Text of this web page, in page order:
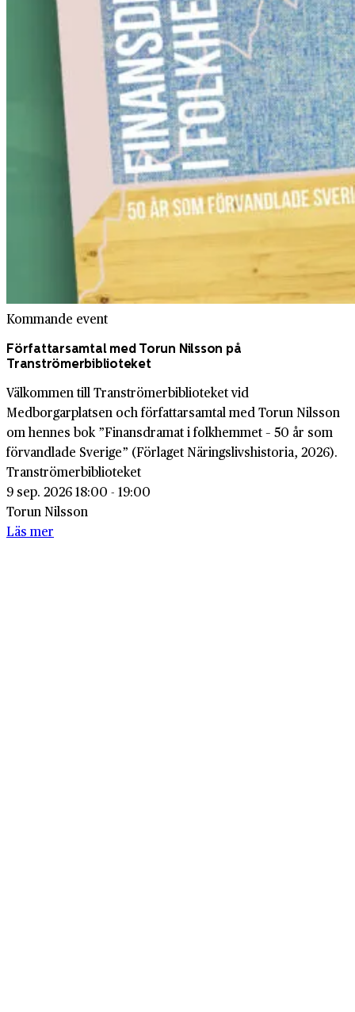
Kommande event
Författarsamtal med Torun Nilsson på
Tranströmerbiblioteket
Välkommen till Tranströmerbiblioteket vid
Medborgarplatsen och författarsamtal med Torun Nilsson
om hennes bok ”Finansdramat i folkhemmet – 50 år som
förvandlade Sverige” (Förlaget Näringslivshistoria, 2026).
Tranströmerbiblioteket
9 sep. 2026 18:00 - 19:00
Torun Nilsson
Läs mer